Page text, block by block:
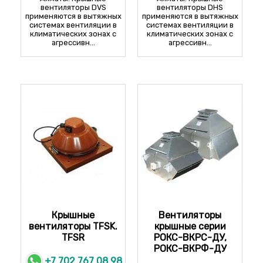
РОКС-ВКРС-3,55-О-РК935-
2,2/3000/220-380
РОКС-ВКРФ-3,55-О-РК935-
2,2/3000/220-380
РОКС-ВКРС-3,55-О-РК935-
вентиляторы DVS
применяются в вытяжных
системах вентиляции в
климатических зонах с
агрессивн...
вентиляторы DHS
применяются в вытяжных
системах вентиляции в
климатических зонах с
агрессивн...
Крышные
вентиляторы TFSK.
TFSR
Вентиляторы
крышные серии
РОКС-ВКРС-ДУ,
РОКС-ВКРФ-ДУ